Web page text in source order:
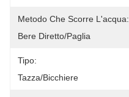
Metodo Che Scorre L'acqua:
Bere Diretto/paglia
Tipo:
Tazza/bicchiere